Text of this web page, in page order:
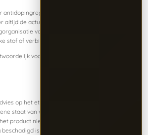
vallen, is extra voorzichtigheid
altijd de actuele regels van de relevante
voordat je conclusies trekt over de
stof of verbinding.
voor alles wat in hun lichaam wordt
op het etiket en de verpakking. Let
staat van vial, dop en meegeleverde
product niet na de houdbaarheidsdatum of
is of onduidelijkheden vertoont.